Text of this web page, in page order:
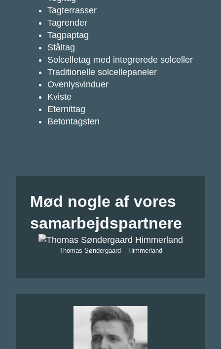
Tagterrasser
Tagrender
Tagpaptag
Ståltag
Solcelletag med integrerede solceller
Traditionelle solcellepaneler
Ovenlysvinduer
Kviste
Eternittag
Betontagsten
Mød nogle af vores
samarbejdspartnere
Thomas Søndergaard – Himmerland